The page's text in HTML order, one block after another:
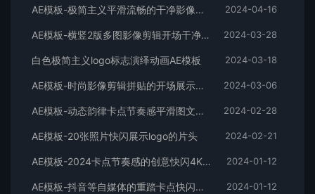
AE模板-极简主义平滑流畅的干净影像排版展示开场 2024-04-16
AE模板-横竖2版多图影像剪辑开场干净平滑时尚片头 2024-03-28
白色极简主义logo标志演绎动画AE模板 2024-03-18
AE模板-时尚影像剪辑拼贴的开场展示片头 2024-03-06
AE模板-动态韵律卡点节奏感平滑图文拼贴宣传片头 2024-02-28
AE模板-20张照片快闪展示logo的片头 2024-02-21
AE模板-2024卡点节奏感的创意快闪4K宣传片头 2024-01-12
AE模板-抖音等自媒体的重踏卡点快闪宣传开场 2024-01-12